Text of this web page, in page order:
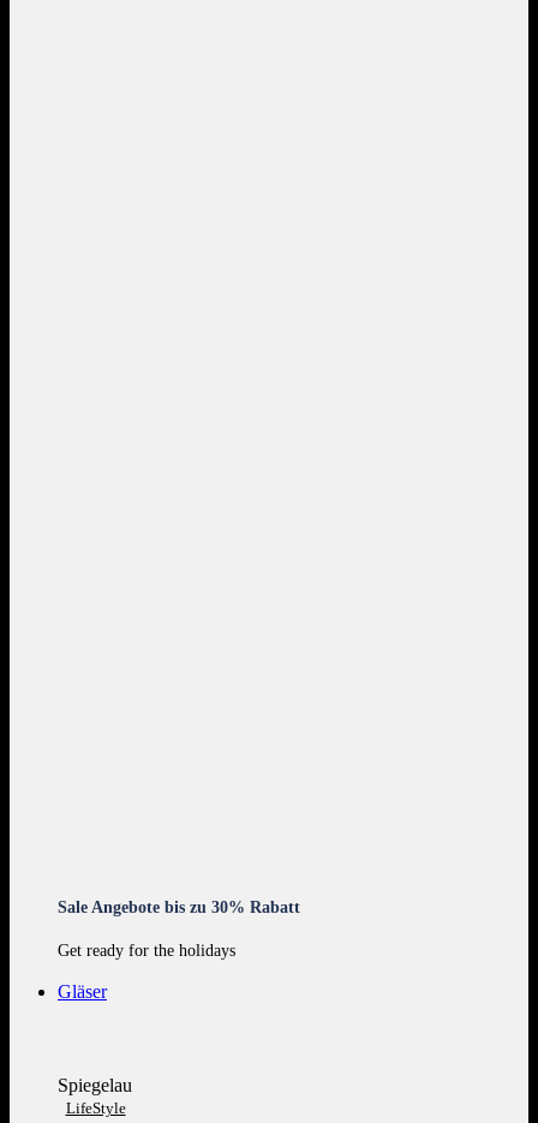
Sale Angebote bis zu 30% Rabatt
Get ready for the holidays
Gläser
Spiegelau
LifeStyle